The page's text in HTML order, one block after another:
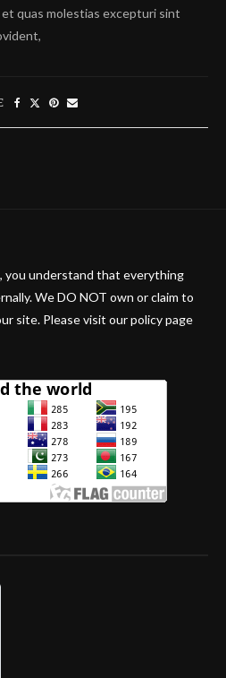
quas molestias excepturi sint
you understand that everything
We DO NOT own or claim to
site. Please visit our policy page